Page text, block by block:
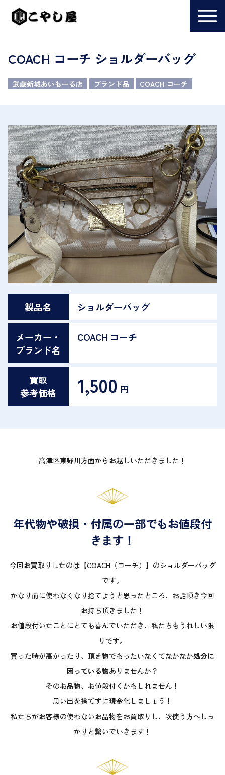
COACH コーチ ショルダーバッグ
武蔵新城あいもーる店 ブランド品 COACH コーチ
製品名 ショルダーバッグ
メーカー・
ブランド名
COACH コーチ
買取
参考価格
1,500 円
高津区東野川方面からお越しいただきました！
年代物や破損・付属の一部でもお値段付
きます！
今回お買取りしたのは【COACH（コーチ）】のショルダーバッグ
です。
かなり前に使わなくなり捨てようと思ったところ、お話頂き今回
お持ち頂きました！
お値段付いたことにとても喜んでいただき、私たちもうれしい限
りです。
買った時が高かったり、頂き物でもったいなくてなかなか処分に
困っている物ありませんか？
そのお品物、お値段付くかもしれません！
思い出を捨てずに現金化しましょう！
私たちがお客様の使わないお品物をお買取りし、次使う方へしっ
かりと繋いでいきます！